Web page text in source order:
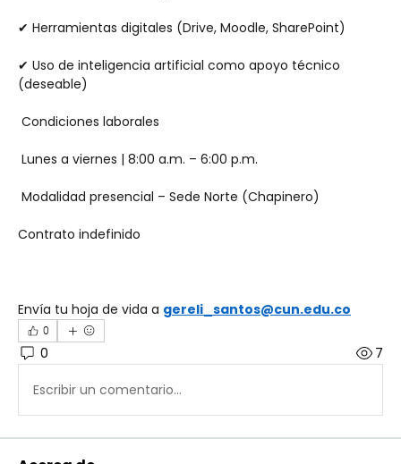
✔ Herramientas digitales (Drive, Moodle, SharePoint)
✔ Uso de inteligencia artificial como apoyo técnico
(deseable)
Condiciones laborales
Lunes a viernes | 8:00 a.m. – 6:00 p.m.
Modalidad presencial – Sede Norte (Chapinero)
Contrato indefinido
Envía tu hoja de vida a gereli_santos@cun.edu.co
0
0 7
Escribir un comentario...